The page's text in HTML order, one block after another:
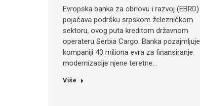
Evropska banka za obnovu i razvoj (EBRD)
pojačava podršku srpskom železničkom
sektoru, ovog puta kreditom državnom
operateru Serbia Cargo. Banka pozajmljuje
kompaniji 43 miliona evra za finansiranje
modernizacije njene teretne…
Više